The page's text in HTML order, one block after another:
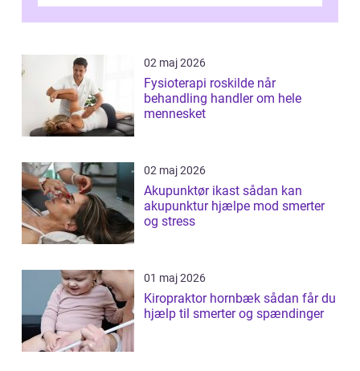
02 maj 2026
Fysioterapi roskilde når
behandling handler om hele
mennesket
02 maj 2026
Akupunktør ikast sådan kan
akupunktur hjælpe mod smerter
og stress
01 maj 2026
Kiropraktor hornbæk sådan får du
hjælp til smerter og spændinger